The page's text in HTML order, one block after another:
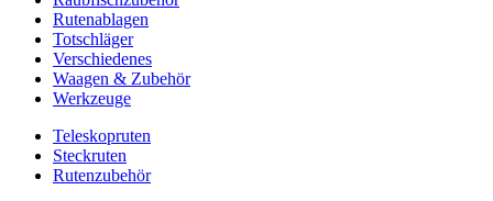
Rutenablagen
Totschläger
Verschiedenes
Waagen & Zubehör
Werkzeuge
Teleskopruten
Steckruten
Rutenzubehör